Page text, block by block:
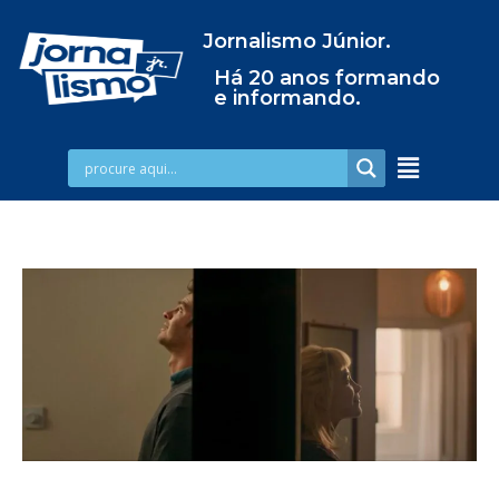
Jornalismo Júnior.
Há 20 anos formando
e informando.